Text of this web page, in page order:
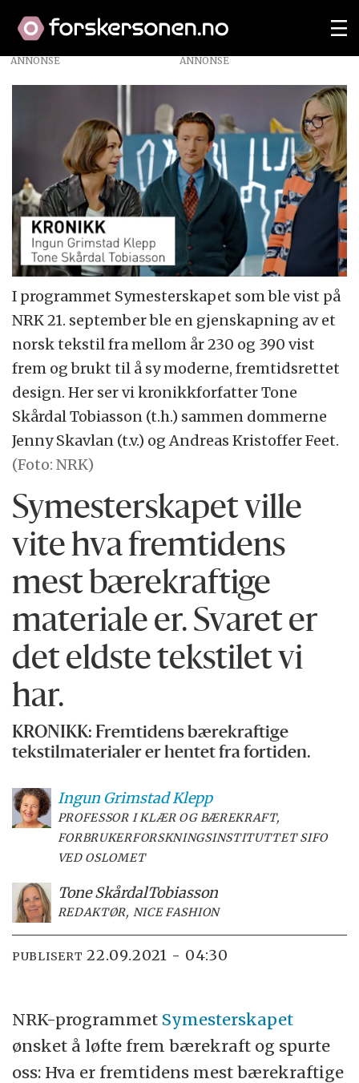
ANNONSE
I programmet Symesterskapet som ble vist på
NRK 21. september ble en gjenskapning av et
norsk tekstil fra mellom år 230 og 390 vist
frem og brukt til å sy moderne, fremtidsrettet
design. Her ser vi kronikkforfatter Tone
Skårdal Tobiasson (t.h.) sammen dommerne
Jenny Skavlan (t.v.) og Andreas Kristoffer Feet.
(Foto: NRK)
Symesterskapet ville
vite hva fremtidens
mest bærekraftige
materiale er. Svaret er
det eldste tekstilet vi
har.
KRONIKK: Fremtidens bærekraftige
tekstilmaterialer er hentet fra fortiden.
Ingun Grimstad Klepp
PROFESSOR I KLÆR OG BÆREKRAFT,
FORBRUKERFORSKNINGSINSTITUTTET SIFO
VED OSLOMET
Tone SkårdalTobiasson
REDAKTØR, NICE FASHION
PUBLISERT 22.09.2021 - 04:30
NRK-programmet Symesterskapet
ønsket å løfte frem bærekraft og spurte
oss: Hva er fremtidens mest bærekraftige